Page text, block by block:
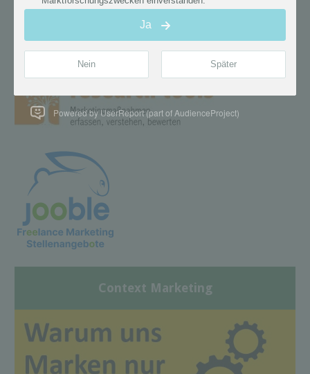
Context Marketing
Powered by UserReport (part of AudienceProject)